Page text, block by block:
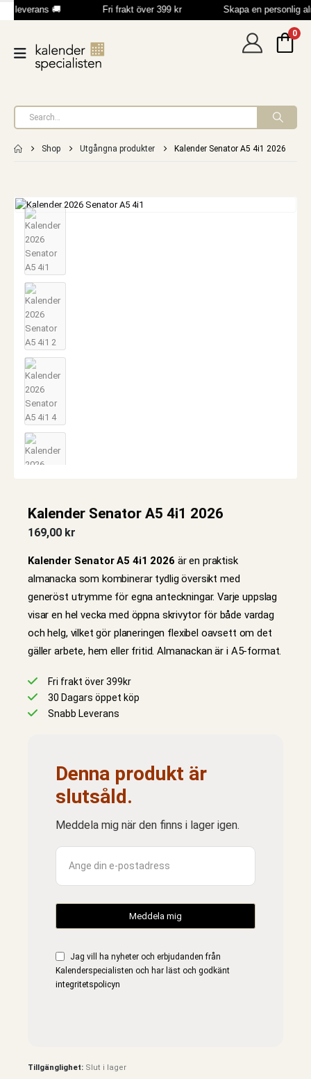
leverans 🚚 Fri frakt över 399 kr Skapa en personlig
0
Shop Utgångna produkter Kalender Senator A5 4i1 2026
Kalender Senator A5 4i1 2026
169,00 kr
Kalender Senator A5 4i1 2026 är en praktisk
almanacka som kombinerar tydlig översikt med
generöst utrymme för egna anteckningar. Varje uppslag
visar en hel vecka med öppna skrivytor för både vardag
och helg, vilket gör planeringen flexibel oavsett om det
gäller arbete, hem eller fritid. Almanackan är i A5-format.
Fri frakt över 399kr
30 Dagars öppet köp
Snabb Leverans
Denna produkt är
slutsåld.
Meddela mig när den finns i lager igen.
Jag vill ha nyheter och erbjudanden från
Kalenderspecialisten och har läst och godkänt
integritetspolicyn
Tillgänglighet: Slut i lager